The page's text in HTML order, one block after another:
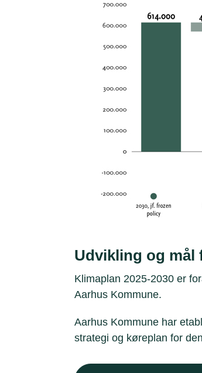
Udvikling og mål
Klimaplan 2025-2030 er
Aarhus Kommune.
Aarhus Kommune har
strategi og køreplan for